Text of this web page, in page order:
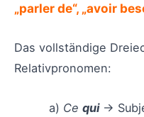
„parler de“, „avoir
Das vollständige
Relativpronomen:
a) Ce qui→